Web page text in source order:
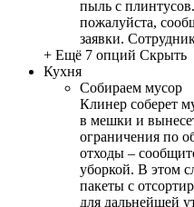
пыль с
пожалуйста,
заявки.
+ Ещё 7 опций Скрыть
Кухня
Собираем мусор
Клинер соберет
в мешки и
ограничения по
отходы –
уборкой. В этом
пакеты с
для дальнейшей